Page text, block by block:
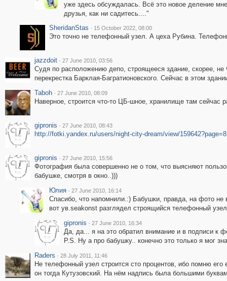
уже здесь обсуждалась. Всё это новое деление
друзья, как ни садитесь...."
SheridanStas · 15 October 2022, 08:00
Это точно не телефонный узел. А цеха Рубина.
jazzdoit · 27 June 2010, 03:56
Судя по расположению депо, строящееся здание, скорее,
перекрестка Барклая-Багратионовского. Сейчас в этом
Taboh · 27 June 2010, 08:09
Наверное, строится что-то ЦБ-шное, хранилище там сейчас
gipronis · 27 June 2010, 08:43
http://fotki.yandex.ru/users/night-city-dream/view/159642?page=8
gipronis · 27 June 2010, 15:56
Фотография была совершенно не о том, что выясняют
бабушке, смотря в окно..)))
Юлия · 27 June 2010, 16:14
Спасибо, что напомнили.:) Бабушки, правда, на фото
вот ув.seakonst разглядел строящийся телефонный
gipronis · 27 June 2010, 16:34
Да, да... я на это обратил внимание и в подписи к
P.S. Ну а про бабушку.. конечно это только я мог
Raders · 28 July 2011, 11:46
Не телефонный узел строится сто процентов, ибо помню
он тогда Кутузовский. На нём надпись была большими